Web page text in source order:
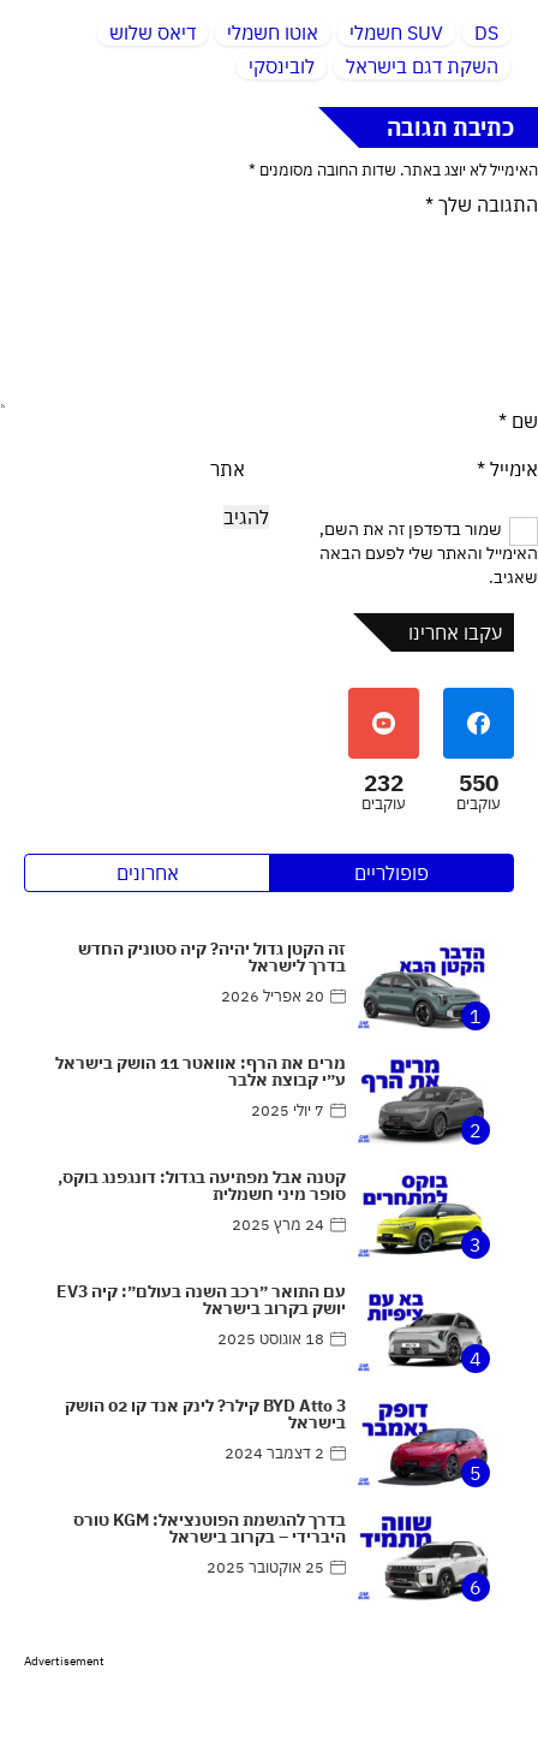
DS SUV חשמלי אוטו חשמלי
דיאס שלוש
השקת דגם בישראל
לובינסקי
כתיבת תגובה
האימייל לא יוצג באתר. שדות החובה מסומנים *
התגובה שלך *
שם *
אימייל * אתר
שמור בדפדפן זה את השם,
האימייל והאתר שלי לפעם הבאה
שאגיב.
עקבו אחרינו
550
עוקבים
232
עוקבים
פופולריים אחרונים
1
זה הקטן גדול יהיה? קיה סטוניק החדש
בדרך לישראל
20 אפריל 2026
2
מרים את הרף: אוואטר 11 הושק בישראל
ע״י קבוצת אלבר
7 יולי 2025
3
קטנה אבל מפתיעה בגדול: דונגפנג בוקס,
סופר מיני חשמלית
24 מרץ 2025
4
עם התואר ״רכב השנה בעולם״: קיה EV3
יושק בקרוב בישראל
18 אוגוסט 2025
5
BYD Atto 3 קילר? לינק אנד קו 02 הושק
בישראל
2 דצמבר 2024
6
בדרך להגשמת הפוטנציאל: KGM טורס
היברידי – בקרוב בישראל
25 אוקטובר 2025
Advertisement